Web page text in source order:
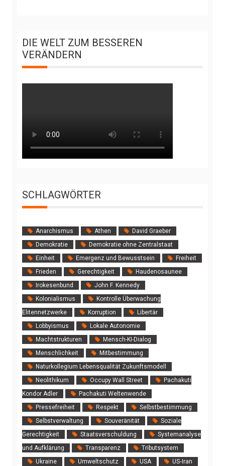
DIE WELT ZUM BESSEREN
VERÄNDERN
SCHLAGWÖRTER
Anarchismus Athen
David Graeber
Demokratie
Demokratie ohne Zentralstaat
Einheit
Emergenz und Bewusstsein
Freiheit
Frieden
Gerechtigkeit
Haudenosaunee
Irokesenbund
John F. Kennedy
Kolonialismus
Kontrolle Überwachung
Elitennetzwerke
Korruption
Libertär
Lobbyismus
Lokale Autonomie
Machtstrukturen
Mensch-KI-Dialog
Menschlichkeit
Mitbestimmung
Naturkollegium Lebensqualität Zukunftsmodell
Neolithikum
Occupy Wall Street
Pachakuti
Kondor Adler
Pachakuti Weltenwende
Pressefreiheit
Respekt
Selbstbestimmung
Selbstverwaltung
Souveränität
Soziale
Gerechtigkeit
Staatsverschuldung
Systemanalyse
und Aufklärung
Transparenz
Tributsystem
Ukraine
Umweltschutz USA
US‑Iran